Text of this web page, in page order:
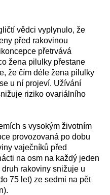
vědci vyplynulo, že
před rakovinou
přetrvává
žena pilulky přestane
že čím déle žena pilulky
u ní projeví. Užívání
riziko ovariálního
s vysokým životním
provozovaná po dobu
vaječníků před
na osm na každý jeden
rakoviny snižuje u
75 let) ze sedmi na pět